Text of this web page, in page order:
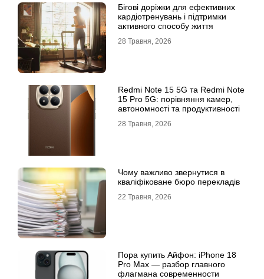
Бігові доріжки для ефективних
кардіотренувань і підтримки
активного способу життя
28 Травня, 2026
Redmi Note 15 5G та Redmi Note
15 Pro 5G: порівняння камер,
автономності та продуктивності
28 Травня, 2026
Чому важливо звернутися в
кваліфіковане бюро перекладів
22 Травня, 2026
Пора купить Айфон: iPhone 18
Pro Max — разбор главного
флагмана современности